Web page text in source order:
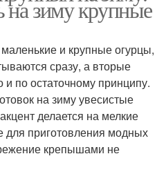
на зиму крупные
и крупные огурцы,
сразу, а вторые
по остаточному принципу.
на зиму увесистые
делается на мелкие
для приготовления модных
крепышами не